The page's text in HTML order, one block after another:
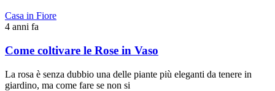
Casa in Fiore
4 anni fa
Come coltivare le Rose in Vaso
La rosa è senza dubbio una delle piante più eleganti da tenere in
giardino, ma come fare se non si